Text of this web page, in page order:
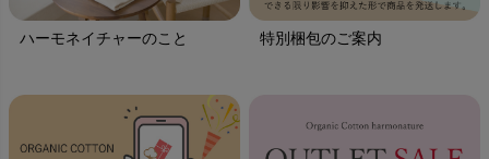
ハーモネイチャーのこと 特別梱包のご案内